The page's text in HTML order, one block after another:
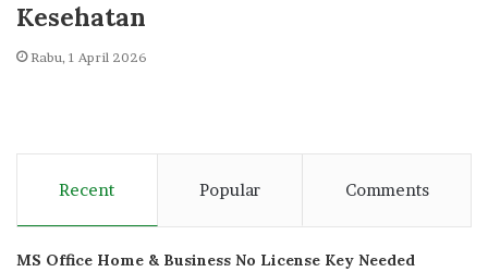
Kesehatan
Rabu, 1 April 2026
Recent Popular Comments
MS Office Home & Business No License Key Needed